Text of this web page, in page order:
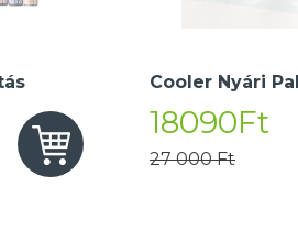
Cooler Nyári
18090Ft
27 000 Ft